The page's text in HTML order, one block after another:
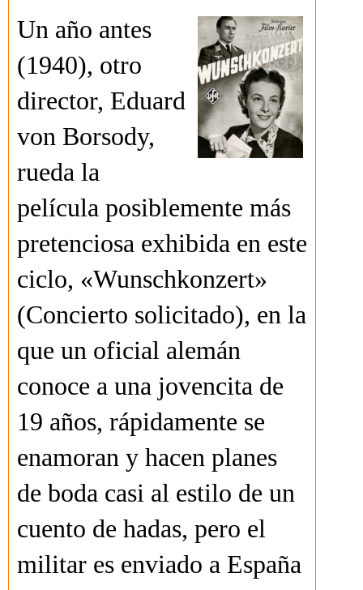
Un año antes
(1940), otro
director, Eduard
von Borsody,
rueda la
película posiblemente más
pretenciosa exhibida en este
ciclo, «Wunschkonzert»
(Concierto solicitado), en la
que un oficial alemán
conoce a una jovencita de
19 años, rápidamente se
enamoran y hacen planes
de boda casi al estilo de un
cuento de hadas, pero el
militar es enviado a España